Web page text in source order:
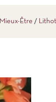
Mieux-Être